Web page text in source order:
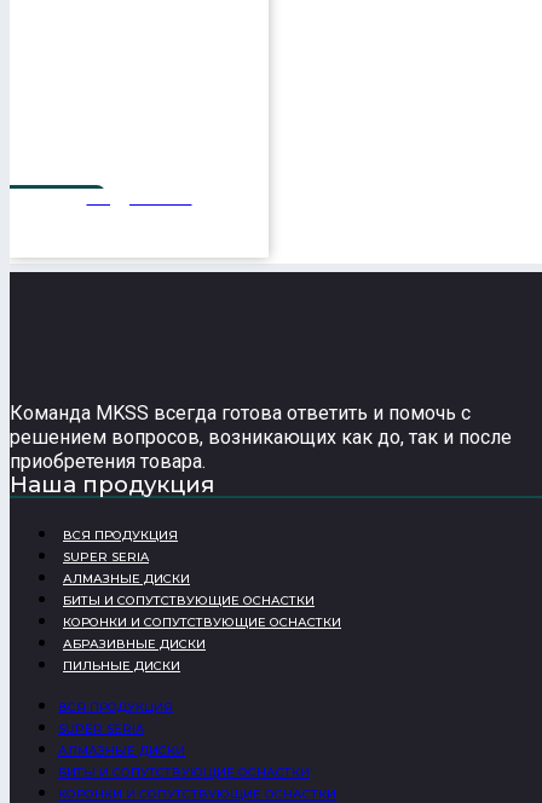
Команда MKSS всегда готова ответить и помочь с
решением вопросов, возникающих как до, так и после
приобретения товара.
Наша продукция
ВСЯ ПРОДУКЦИЯ
SUPER SERIA
АЛМАЗНЫЕ ДИСКИ
БИТЫ И СОПУТСТВУЮЩИЕ ОСНАСТКИ
КОРОНКИ И СОПУТСТВУЮЩИЕ ОСНАСТКИ
АБРАЗИВНЫЕ ДИСКИ
ПИЛЬНЫЕ ДИСКИ
ВСЯ ПРОДУКЦИЯ
SUPER SERIA
АЛМАЗНЫЕ ДИСКИ
БИТЫ И СОПУТСТВУЮЩИЕ ОСНАСТКИ
КОРОНКИ И СОПУТСТВУЮЩИЕ ОСНАСТКИ